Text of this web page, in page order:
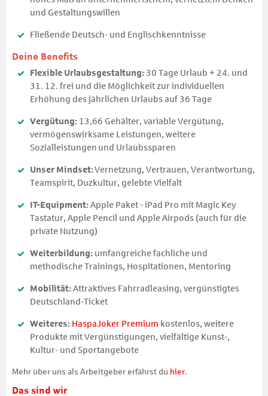
und Gestaltungswillen
Fließende Deutsch- und Englischkenntnisse
Deine Benefits
Flexible Urlaubsgestaltung: 30 Tage Urlaub + 24. und
31. 12. frei und die Möglichkeit zur individuellen
Erhöhung des jährlichen Urlaubs auf 36 Tage
Vergütung: 13,66 Gehälter, variable Vergütung,
vermögenswirksame Leistungen, weitere
Sozialleistungen und Urlaubssparen
Unser Mindset:Vernetzung, Vertrauen, Verantwortung,
Teamspirit, Duzkultur, gelebte Vielfalt
IT-Equipment:Apple Paket - iPad Pro mit Magic Key
Tastatur, Apple Pencil und Apple Airpods (auch für die
private Nutzung)
Weiterbildung: umfangreiche fachliche und
methodische Trainings, Hospitationen, Mentoring
Mobilität:Attraktives Fahrradleasing, vergünstigtes
Deutschland-Ticket
Weiteres: HaspaJoker Premium kostenlos, weitere
Produkte mit Vergünstigungen, vielfältige Kunst-,
Kultur- und Sportangebote
Mehr über uns als Arbeitgeber erfährst du hier.
Das sind wir